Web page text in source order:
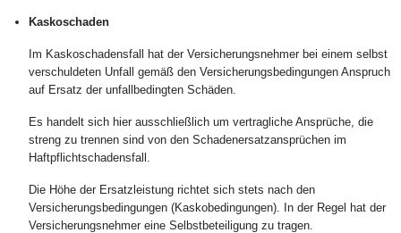
Kaskoschaden
Im Kaskoschadensfall hat der Versicherungsnehmer bei einem selbst
verschuldeten Unfall gemäß den Versicherungsbedingungen Anspruch
auf Ersatz der unfallbedingten Schäden.
Es handelt sich hier ausschließlich um vertragliche Ansprüche, die
streng zu trennen sind von den Schadenersatzansprüchen im
Haftpflichtschadensfall.
Die Höhe der Ersatzleistung richtet sich stets nach den
Versicherungsbedingungen (Kaskobedingungen). In der Regel hat der
Versicherungsnehmer eine Selbstbeteiligung zu tragen.